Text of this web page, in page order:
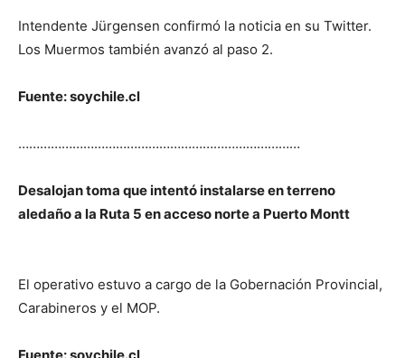
Intendente Jürgensen confirmó la noticia en su Twitter.
Los Muermos también avanzó al paso 2.
Fuente: soychile.cl
……………………………………………………………………
Desalojan toma que intentó instalarse en terreno
aledaño a la Ruta 5 en acceso norte a Puerto Montt
El operativo estuvo a cargo de la Gobernación Provincial,
Carabineros y el MOP.
Fuente: soychile.cl